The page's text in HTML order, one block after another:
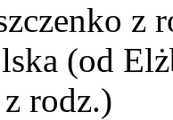
z
(od
rodz.)